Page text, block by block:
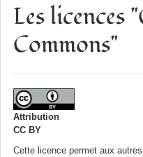
Les licences
Commons"
Attribution
CC BY
Cette licence permet aux